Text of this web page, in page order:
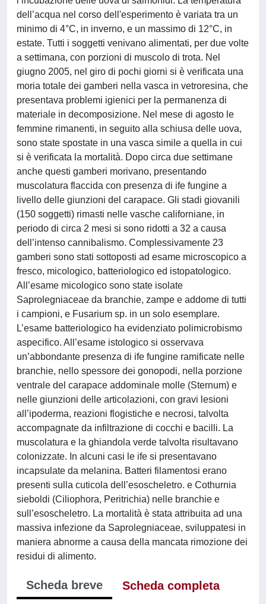
dell’acqua nel corso dell'esperimento è variata tra un
minimo di 4°C, in inverno, e un massimo di 12°C, in
estate. Tutti i soggetti venivano alimentati, per due volte
a settimana, con porzioni di muscolo di trota. Nel
giugno 2005, nel giro di pochi giorni si è verificata una
moria totale dei gamberi nella vasca in vetroresina, che
presentava problemi igienici per la permanenza di
materiale in decomposizione. Nel mese di agosto le
femmine rimanenti, in seguito alla schiusa delle uova,
sono state spostate in una vasca simile a quella in cui
si è verificata la mortalità. Dopo circa due settimane
anche questi gamberi morivano, presentando
muscolatura flaccida con presenza di ife fungine a
livello delle giunzioni del carapace. Gli stadi giovanili
(150 soggetti) rimasti nelle vasche californiane, in
periodo di circa 2 mesi si sono ridotti a 32 a causa
dell’intenso cannibalismo. Complessivamente 23
gamberi sono stati sottoposti ad esame microscopico a
fresco, micologico, batteriologico ed istopatologico.
All’esame micologico sono state isolate
Saprolegniaceae da branchie, zampe e addome di tutti
i campioni, e Fusarium sp. in un solo esemplare.
L’esame batteriologico ha evidenziato polimicrobismo
aspecifico. All’esame istologico si osservava
un’abbondante presenza di ife fungine ramificate nelle
branchie, nello spessore dei gonopodi, nella porzione
ventrale del carapace addominale molle (Sternum) e
nelle giunzioni delle articolazioni, con gravi lesioni
all’ipoderma, reazioni flogistiche e necrosi, talvolta
accompagnate da infiltrazione di cocchi e bacilli. La
muscolatura e la ghiandola verde talvolta risultavano
colonizzate. In alcuni casi le ife si presentavano
incapsulate da melanina. Batteri filamentosi erano
presenti sulla cuticola dell’esoscheletro. e Cothurnia
sieboldi (Ciliophora, Peritrichia) nelle branchie e
sull’esoscheletro. La mortalità è stata attribuita ad una
massiva infezione da Saprolegniaceae, sviluppatesi in
maniera abnorme a causa della mancata rimozione dei
residui di alimento.
Scheda breve
Scheda completa